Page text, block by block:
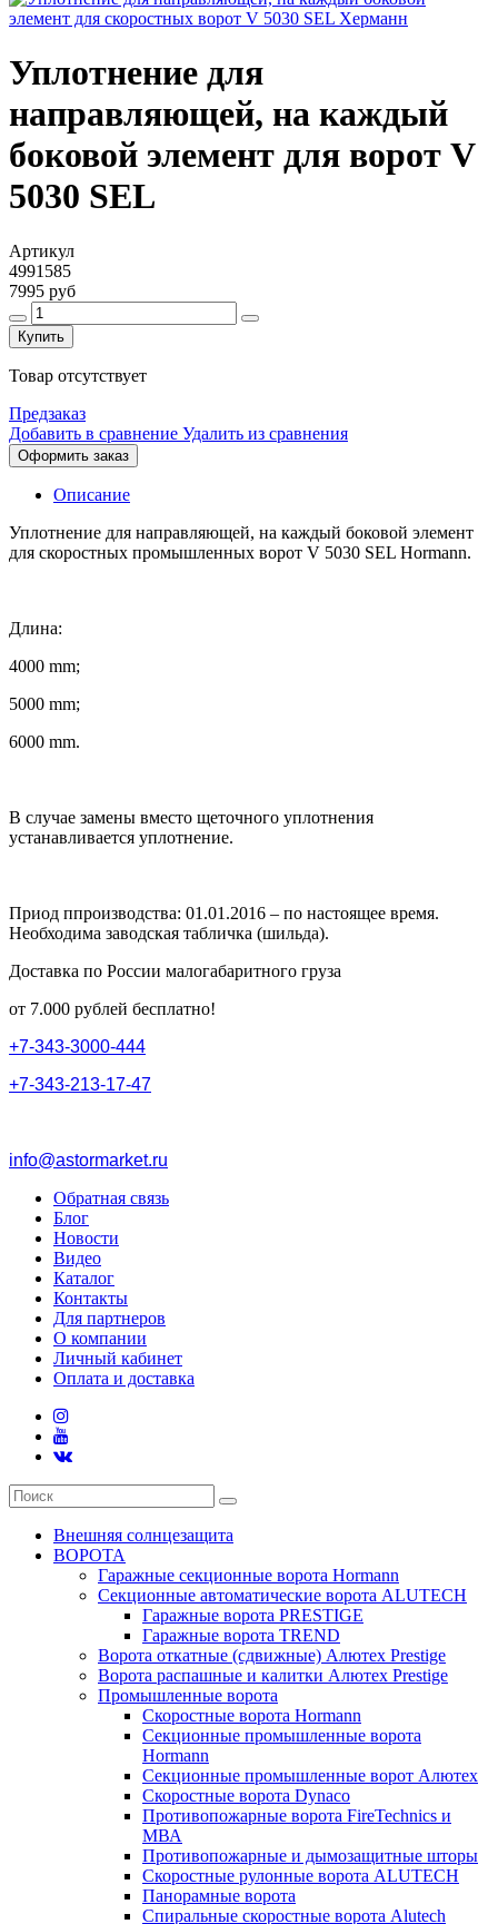
Уплотнение для
направляющей, на каждый
боковой элемент для ворот V
5030 SEL
Артикул
4991585
7995 руб
Купить
Товар отсутствует
Предзаказ
Добавить в сравнение Удалить из сравнения
Оформить заказ
Описание
Уплотнение для направляющей, на каждый боковой элемент
для скоростных промышленных ворот V 5030 SEL Hormann.
Длина:
4000 mm;
5000 mm;
6000 mm.
В случае замены вместо щеточного уплотнения
устанавливается уплотнение.
Приод ппроизводства: 01.01.2016 – по настоящее время.
Необходима заводская табличка (шильда).
Доставка по России малогабаритного груза
от 7.000 рублей бесплатно!
+7-343-3000-444
+7-343-213-17-47
info@astormarket.ru
Обратная связь
Блог
Новости
Видео
Каталог
Контакты
Для партнеров
О компании
Личный кабинет
Оплата и доставка
Внешняя солнцезащита
ВОРОТА
Гаражные секционные ворота Hormann
Секционные автоматические ворота ALUTECH
Гаражные ворота PRESTIGE
Гаражные ворота TREND
Ворота откатные (сдвижные) Алютех Prestige
Ворота распашные и калитки Алютех Prestige
Промышленные ворота
Скоростные ворота Hormann
Секционные промышленные ворота
Hormann
Секционные промышленные ворот Алютех
Скоростные ворота Dynaco
Противопожарные ворота FireTechnics и
МВА
Противопожарные и дымозащитные шторы
Скоростные рулонные ворота ALUTECH
Панорамные ворота
Спиральные скоростные ворота Alutech